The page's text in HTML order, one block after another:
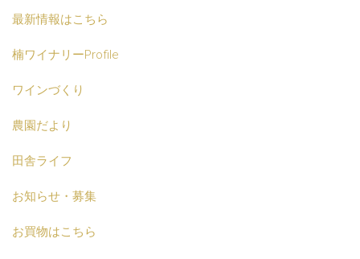
最新情報はこちら
楠ワイナリーProfile
ワインづくり
農園だより
田舎ライフ
お知らせ・募集
お買物はこちら